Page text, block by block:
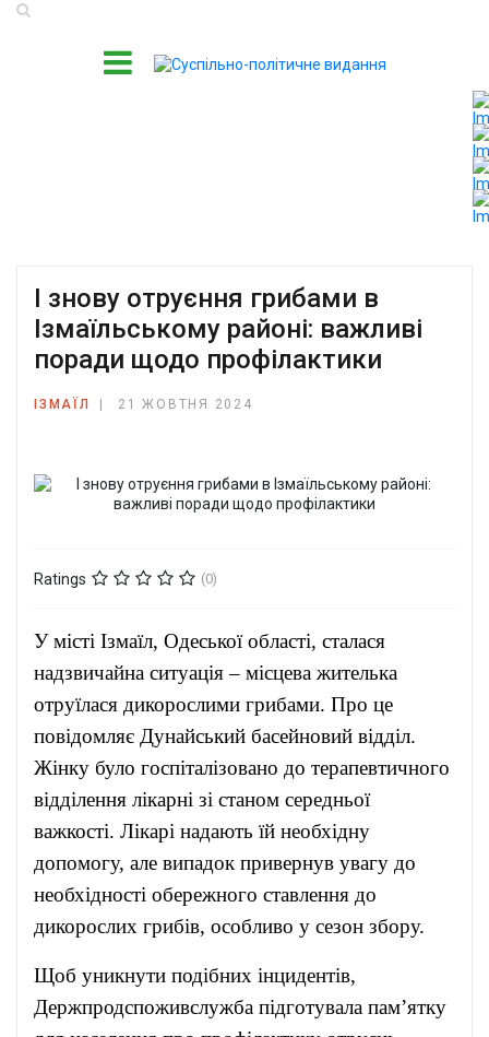
І знову отруєння грибами в
Ізмаїльському районі: важливі
поради щодо профілактики
ІЗМАЇЛ 21 ЖОВТНЯ 2024
Ratings (0)
У місті Ізмаїл, Одеської області, сталася
надзвичайна ситуація – місцева жителька
отруїлася дикорослими грибами. Про це
повідомляє Дунайський басейновий відділ.
Жінку було госпіталізовано до терапевтичного
відділення лікарні зі станом середньої
важкості. Лікарі надають їй необхідну
допомогу, але випадок привернув увагу до
необхідності обережного ставлення до
дикорослих грибів, особливо у сезон збору.
Щоб уникнути подібних інцидентів,
Держпродспоживслужба підготувала пам’ятку